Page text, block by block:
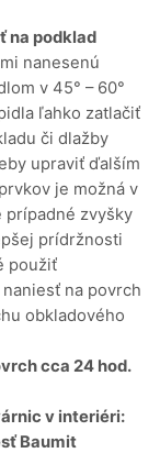
na podklad
nanesenú
v 45° – 60°
ľahko zatlačiť
či dlažby
upraviť ďalším
je možná v
prípadné zvyšky
prídržnosti
použiť
na povrch
obkladového
cca 24 hod.
v interiéri:
Baumit